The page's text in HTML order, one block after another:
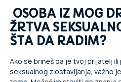
OSOBA IZ MOG
ŽRTVA
ŠTA DA RADIM?
Ako se brineš da je tvoj prijatelj
seksualnog zlostavljanja, važno